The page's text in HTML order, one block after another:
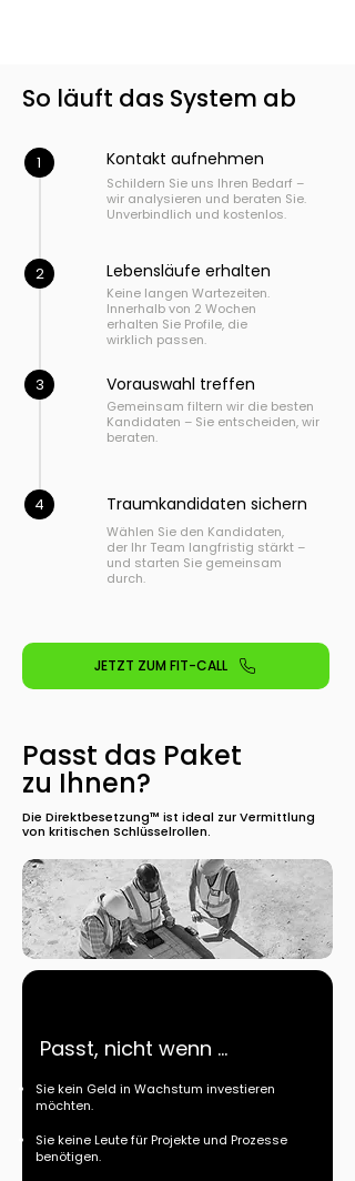
So läuft das System ab
Kontakt aufnehmen
Schildern Sie uns Ihren Bedarf –
wir analysieren und beraten Sie.
Unverbindlich und kostenlos.
Lebensläufe erhalten
Keine langen Wartezeiten.
Innerhalb von 2 Wochen
erhalten Sie Profile, die
wirklich passen.
Vorauswahl treffen
Gemeinsam filtern wir die besten
Kandidaten – Sie entscheiden, wir
beraten.
Traumkandidaten sichern
Wählen Sie den Kandidaten,
der Ihr Team langfristig stärkt –
und starten Sie gemeinsam
durch.
4
1
2
3
JETZT ZUM FIT-CALL
Passt das Paket
zu Ihnen?
Die Direktbesetzung™ ist ideal zur Vermittlung
von kritischen Schlüsselrollen.
Passt, nicht wenn ...
Sie kein Geld in Wachstum investieren
möchten.
Sie keine Leute für Projekte und Prozesse
benötigen.